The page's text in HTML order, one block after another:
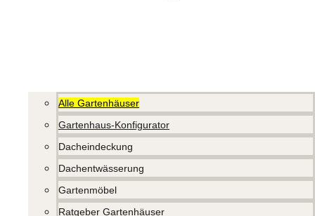
Alle Gartenhäuser
Gartenhaus-Konfigurator
Dacheindeckung
Dachentwässerung
Gartenmöbel
Ratgeber Gartenhäuser